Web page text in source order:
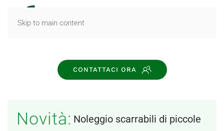
Skip to main content
CONTATTACI ORA
Novità: Noleggio scarrabili di piccole